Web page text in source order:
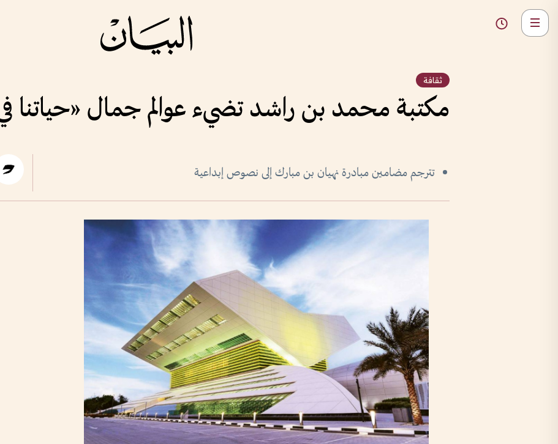
ثقافة
مكتبة محمد بن راشد تضيء عوالم جمال «حياتنا
تترجم مضامين مبادرة نهيان بن مبارك إلى نصوص إبداعية